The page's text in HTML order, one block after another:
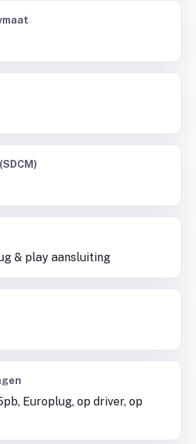
& play aansluiting
Europlug, op driver, op